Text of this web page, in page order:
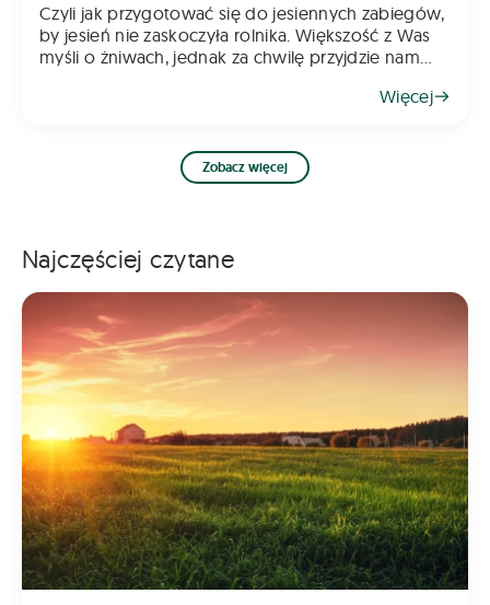
Czyli jak przygotować się do jesiennych zabiegów,
by jesień nie zaskoczyła rolnika. Większość z Was
myśli o żniwach, jednak za chwilę przyjdzie nam
rzepak wymaga już wczesnej ochrony, a w kole
Więcej
Zobacz więcej
Najczęściej czytane